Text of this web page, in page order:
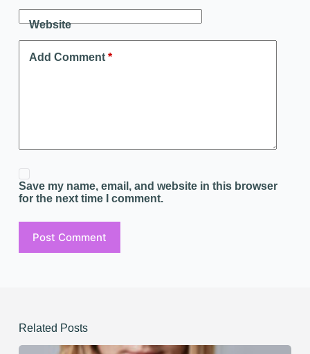
Website
Add Comment*
Save my name, email, and website in this browser
for the next time I comment.
Post Comment
Related Posts